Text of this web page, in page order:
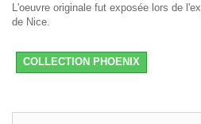
L'oeuvre originale fut exposée lors de
de Nice.
COLLECTION PHOENIX